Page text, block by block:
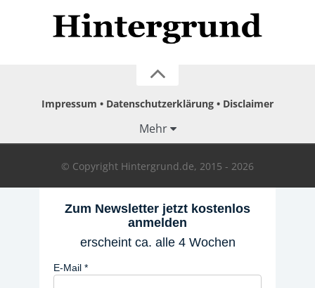
Impressum Datenschutzerklärung Disclaimer
Mehr
© Copyright Hintergrund.de, 2015 - 2026
Zum Newsletter jetzt kostenlos
anmelden
erscheint ca. alle 4 Wochen
E-Mail